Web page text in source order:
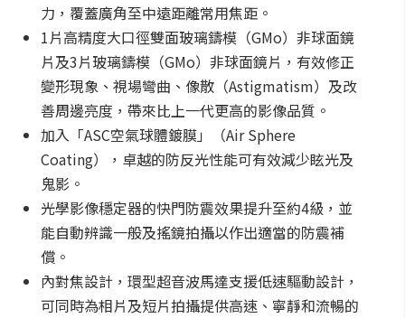
力，覆蓋廣角至中遠距離常用焦距。
1片高精度大口徑雙面玻璃鑄模（GMo）非球面鏡
片及3片玻璃鑄模（GMo）非球面鏡片，有效修正
變形現象、視場彎曲、像散（Astigmatism）及改
善周邊亮度，帶來比上一代更高的影像品質。
加入「ASC空氣球體鍍膜」（Air Sphere
Coating），卓越的防反光性能可有效減少眩光及
鬼影。
光學影像穩定器的快門防震效果提升至約4級，並
能自動辨識一般及搖鏡拍攝以作出適當的防震補
償。
內對焦設計，環型超音波馬達支援低速驅動設計，
可同時為相片及短片拍攝提供高速、寧靜和流暢的